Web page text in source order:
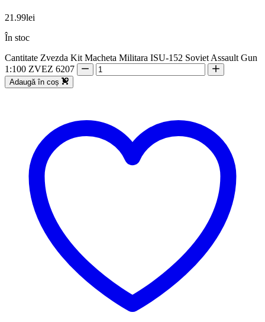
21.99lei
În stoc
Cantitate Zvezda Kit Macheta Militara ISU-152 Soviet Assault Gun
1:100 ZVEZ 6207
Adaugă în coș